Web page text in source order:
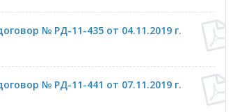
№ РД-11-435 от 04.11.2019 г.
№ РД-11-441 от 07.11.2019 г.